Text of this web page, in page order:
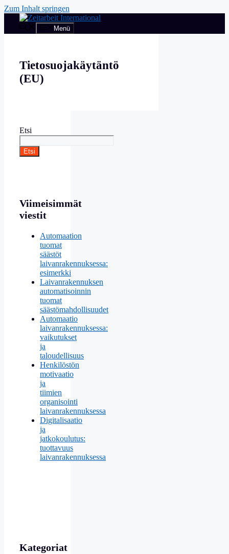
Zum Inhalt springen
Menü
Tietosuojakäytäntö
(EU)
Etsi
Etsi
Viimeisimmät
viestit
Automaation
tuomat
säästöt
laivanrakennuksessa:
esimerkki
Laivanrakennuksen
automatisoinnin
tuomat
säästömahdollisuudet
Automaatio
laivanrakennuksessa:
vaikutukset
ja
taloudellisuus
Henkilöstön
motivaatio
ja
tiimien
organisointi
laivanrakennuksessa
Digitalisaatio
ja
jatkokoulutus:
tuottavuus
laivanrakennuksessa
Kategoriat